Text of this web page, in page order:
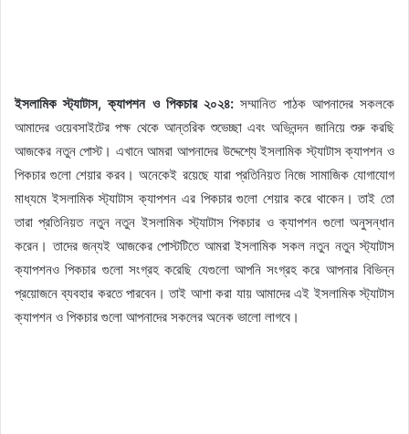
ইসলামিক স্ট্যাটাস, ক্যাপশন ও পিকচার ২০২৪: সম্মানিত পাঠক আপনাদের সকলকে
আমাদের ওয়েবসাইটের পক্ষ থেকে আন্তরিক শুভেচ্ছা এবং অভিনন্দন জানিয়ে শুরু করছি
আজকের নতুন পোস্ট। এখানে আমরা আপনাদের উদ্দেশ্যে ইসলামিক স্ট্যাটাস ক্যাপশন ও
পিকচার গুলো শেয়ার করব। অনেকেই রয়েছে যারা প্রতিনিয়ত নিজে সামাজিক যোগাযোগ
মাধ্যমে ইসলামিক স্ট্যাটাস ক্যাপশন এর পিকচার গুলো শেয়ার করে থাকেন। তাই তো
তারা প্রতিনিয়ত নতুন নতুন ইসলামিক স্ট্যাটাস পিকচার ও ক্যাপশন গুলো অনুসন্ধান
করেন। তাদের জন্যই আজকের পোস্টটিতে আমরা ইসলামিক সকল নতুন নতুন স্ট্যাটাস
ক্যাপশনও পিকচার গুলো সংগ্রহ করেছি যেগুলো আপনি সংগ্রহ করে আপনার বিভিন্ন
প্রয়োজনে ব্যবহার করতে পারবেন। তাই আশা করা যায় আমাদের এই ইসলামিক স্ট্যাটাস
ক্যাপশন ও পিকচার গুলো আপনাদের সকলের অনেক ভালো লাগবে।